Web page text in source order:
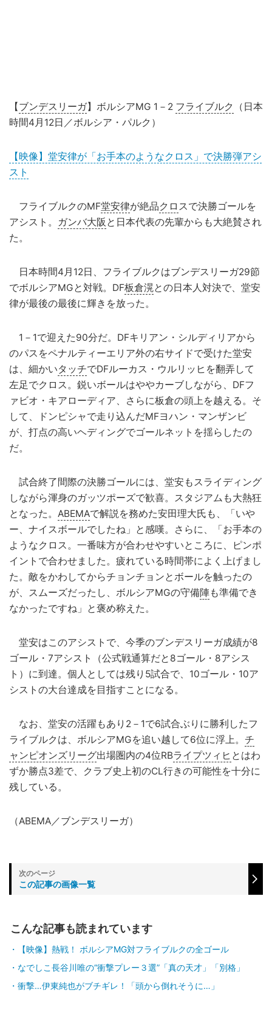
【ブンデスリーガ】ボルシアMG 1－2 フライブルク
（日本
時間4月12日／ボルシア・パルク）
【映像】堂安律が「お手本のようなクロス」で決勝弾アシ
スト
フライブルクのMF堂安律が絶品クロ スで決勝ゴールを
アシスト。
ガンバ大阪 と日本代表の先輩からも大絶賛され
た。
日本時間4月12日、フライブルクはブンデスリーガ29節
でボルシアMGと対戦。DF板倉滉との日本人対決で、堂安
律が最後の最後に輝きを放った。
1－1で迎えた90分だ。DFキリアン・シルディリアから
のパスをペナルティーエリア外の右サイドで受けた堂安
は、細かいタッチでDFルーカス・ウルリッヒを翻弄して
左足でクロス。鋭いボールはややカーブしながら、DFフ
ァビオ・キアローディア、さらに板倉の頭上を越える。そ
して、ドンピシャで走り込んだMFヨハン・マンザンビ
が、打点の高いヘディングでゴールネットを揺らしたの
だ。
試合終了間際の決勝ゴールには、堂安もスライディング
しながら渾身のガッツポーズで歓喜。スタジアムも大熱狂
となった。 ABEMAで解説を務めた安田理大氏も、「いや
ー、ナイスボールでしたね」と感嘆。さらに、「お手本の
ようなクロス。一番味方が合わせやすいところに、ピンポ
イントで合わせました。疲れている時間帯によく上げまし
た。敵をかわしてからチョンチョンとボールを触ったの
が、スムーズだったし、ボルシアMGの守備陣も準備でき
なかったですね」と褒め称えた。
堂安はこのアシストで、今季のブンデスリーガ成績が8
ゴール・7アシスト（公式戦通算だと8ゴール・8アシス
ト）に到達。個人としては残り5試合で、10ゴール・10ア
シストの大台達成を目指すことになる。
なお、堂安の活躍もあり2－1で6試合ぶりに勝利したフ
ライブルクは、ボルシアMGを追い越して6位に浮上。 チ
ャンピオンズリーグ出場圏内の4位RBライプツィヒ とはわ
ずか勝点3差で、クラブ史上初のCL行きの可能性を十分に
残している。
（ABEMA／ブンデスリーガ）
この記事の画像一覧
こんな記事も読まれています
【映像】熱戦！ ボルシアMG対フライブルクの全ゴール
なでしこ長谷川唯の“衝撃プレー３選”「真の天才」「別格」
衝撃…伊東純也がブチギレ！「頭から倒れそうに…」